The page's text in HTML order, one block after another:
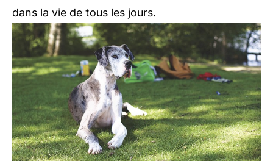
dans la vie de tous les jours.